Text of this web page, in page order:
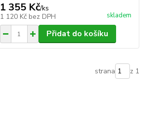
1 355 Kč/ks
1 120 Kč bez DPH skladem
Přidat do košíku
strana z 1